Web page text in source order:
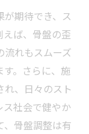
期待でき、ス
えば、骨盤の歪
流れもスムーズ
。さらに、施
、日々のスト
ス社会で健やか
、骨盤調整は有